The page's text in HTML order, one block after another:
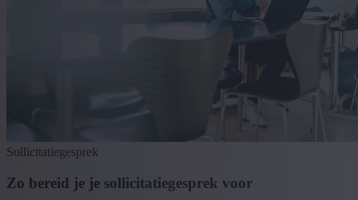
Sollicitatiegesprek
Zo bereid je je sollicitatiegesprek voor